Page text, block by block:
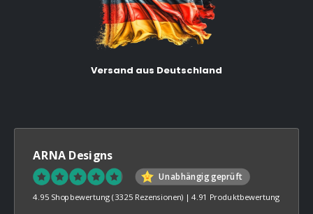
Versand aus Deutschland
ARNA Designs
Unabhängig geprüft
4.95 Shopbewertung (3325 Rezensionen) |4.91 Produktbewertung